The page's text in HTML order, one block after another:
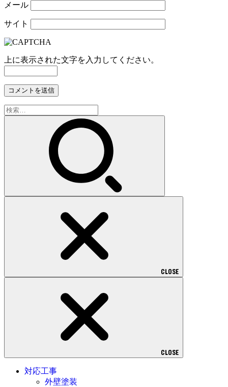
メール
サイト
上に表示された文字を入力してください。
検
索:
CLOSE
CLOSE
対応工事
外壁塗装